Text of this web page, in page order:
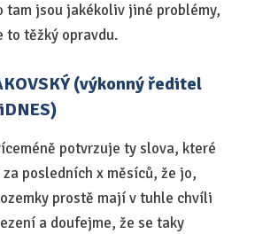
tam jsou jakékoliv jiné problémy,
to těžký opravdu.
(výkonný ředitel
potvrzuje ty slova, které
za posledních x měsíců, že jo,
prostě mají v tuhle chvíli
a doufejme, že se taky